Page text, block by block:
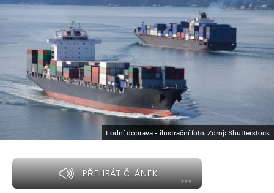
Lodní doprava - ilustrační foto. Zdroj: Shutterstock
PŘEHRÁT ČLÁNEK